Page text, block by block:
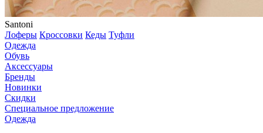
Santoni
Лоферы Кроссовки Кеды Туфли
Одежда
Обувь
Аксессуары
Бренды
Новинки
Скидки
Специальное предложение
Одежда